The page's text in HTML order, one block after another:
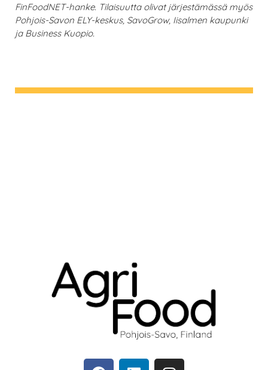
FinFoodNET-hanke. Tilaisuutta olivat järjestämässä myös
Pohjois-Savon ELY-keskus, SavoGrow, Iisalmen kaupunki
ja Business Kuopio.